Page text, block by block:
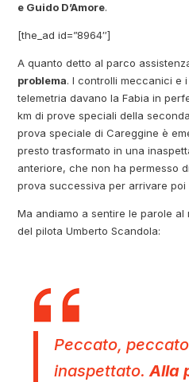
e Guido D’Amore.
[the_ad id=”8964″]
A quanto detto al parco
problema. I controlli meccanici e
telemetria davano la Fabia in
km di prove speciali della
prova speciale di Careggine è
presto trasformato in una
anteriore, che non ha permesso
prova successiva per arrivare poi
Ma andiamo a sentire le parole
del pilota Umberto Scandola:
Peccato,
inaspettato.Alla